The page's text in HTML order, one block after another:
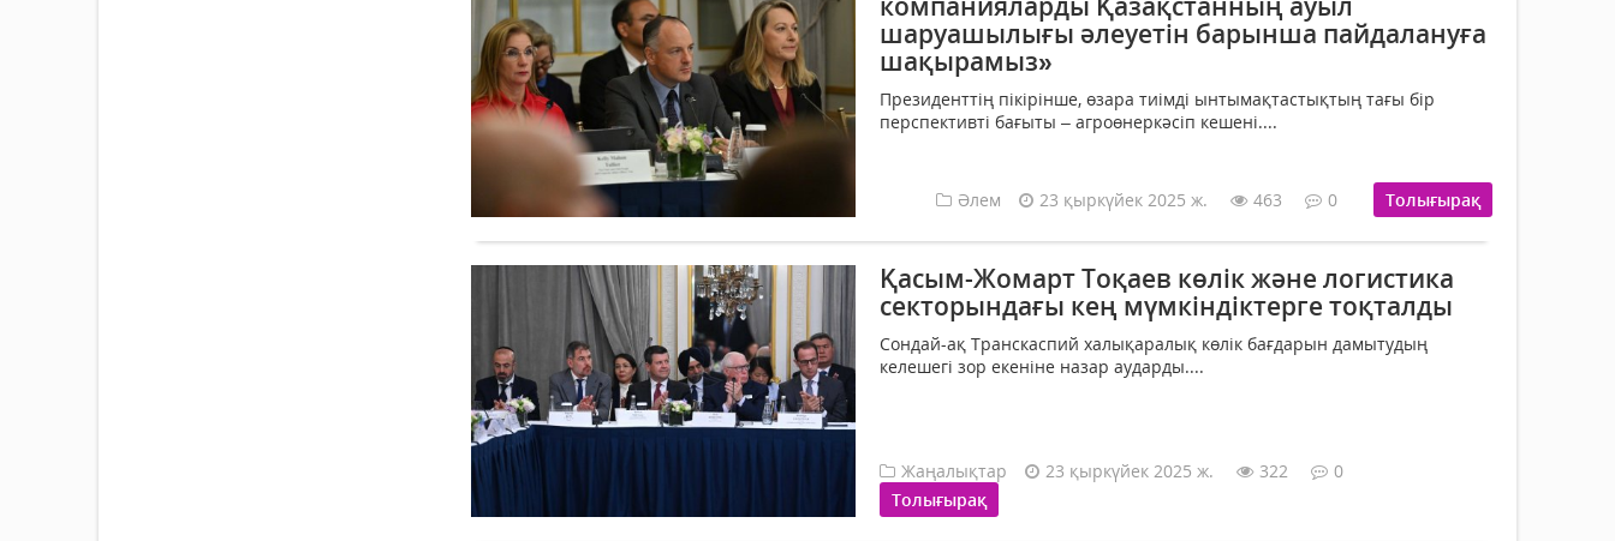
шаруашылығы әлеуетін барынша пайдалануға
шақырамыз»
Президенттің пікірінше, өзара тиімді ынтымақтастықтың тағы бір
перспективті бағыты – агроөнеркәсіп кешені....
Әлем 23 қыркүйек 2025 ж. 463 0 Толығырақ
Қасым-Жомарт Тоқаев көлік және логистика
секторындағы кең мүмкіндіктерге тоқталды
Сондай-ақ Транскаспий халықаралық көлік бағдарын дамытудың
келешегі зор екеніне назар аударды....
Жаңалықтар 23 қыркүйек 2025 ж. 322
0
Толығырақ